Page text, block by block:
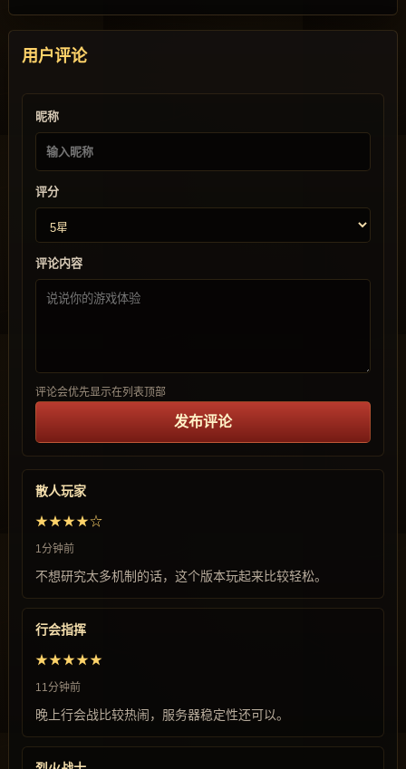
用户评论
昵称
评分
评论内容
评论会优先显示在列表顶部
发布评论
散人玩家
★★★★☆
1分钟前
不想研究太多机制的话，这个版本玩起来比较轻松。
行会指挥
★★★★★
11分钟前
晚上行会战比较热闹，服务器稳定性还可以。